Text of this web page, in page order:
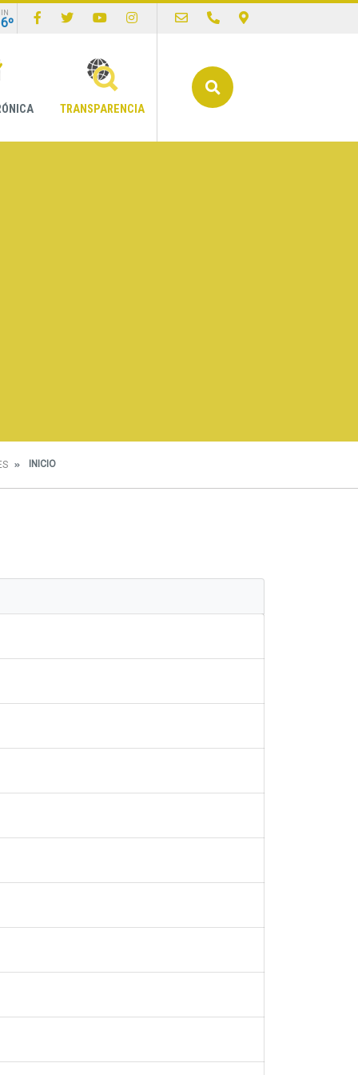
TRANSPARENCIA
INICIO